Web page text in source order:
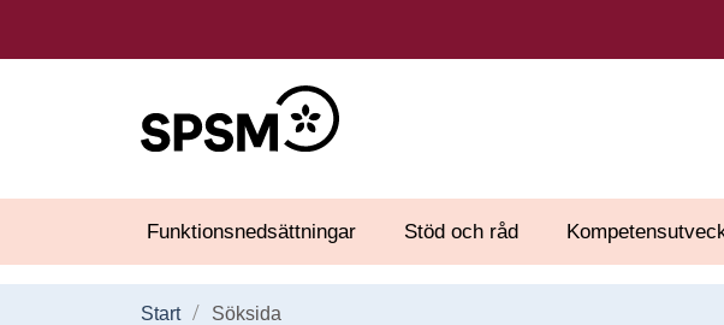
Funktionsnedsättningar Stöd och råd
Start Söksida